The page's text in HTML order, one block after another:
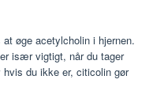
øge acetylcholin i hjernen.
især vigtigt, når du tager
du ikke er, citicolin gør